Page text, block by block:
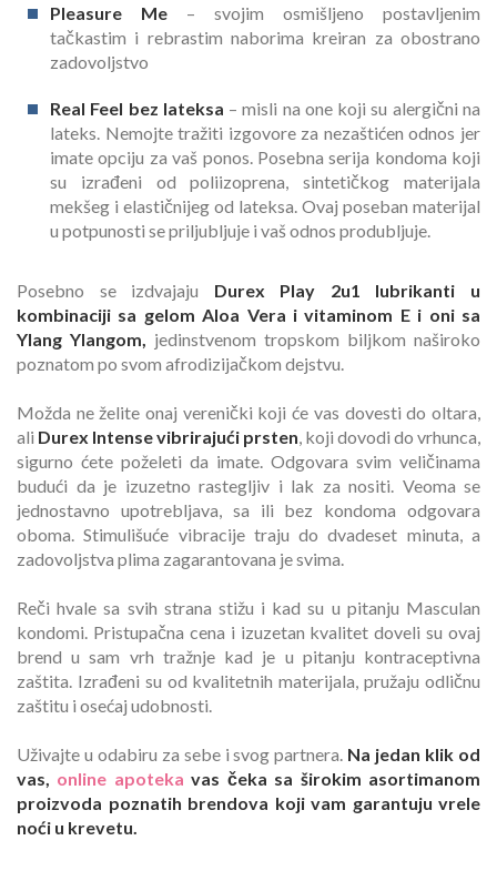
Pleasure Me – svojim osmišljeno postavljenim
tačkastim i rebrastim naborima kreiran za obostrano
zadovoljstvo
Real Feel bez lateksa – misli na one koji su alergični na
lateks. Nemojte tražiti izgovore za nezaštićen odnos jer
imate opciju za vaš ponos. Posebna serija kondoma koji
su izrađeni od poliizoprena, sintetičkog materijala
mekšeg i elastičnijeg od lateksa. Ovaj poseban materijal
u potpunosti se priljubljuje i vaš odnos produbljuje.
Posebno se izdvajaju Durex Play 2u1 lubrikanti u
kombinaciji sa gelom Aloa Vera i vitaminom E i oni sa
Ylang Ylangom,
jedinstvenom tropskom biljkom naširoko
poznatom po svom afrodizijačkom dejstvu.
Možda ne želite onaj verenički koji će vas dovesti do oltara,
ali Durex Intense vibrirajući prsten , koji dovodi do vrhunca,
sigurno ćete poželeti da imate. Odgovara svim veličinama
budući da je izuzetno rastegljiv i lak za nositi. Veoma se
jednostavno upotrebljava, sa ili bez kondoma odgovara
oboma. Stimulišuće vibracije traju do dvadeset minuta, a
zadovoljstva plima zagarantovana je svima.
Reči hvale sa svih strana stižu i kad su u pitanju Masculan
kondomi. Pristupačna cena i izuzetan kvalitet doveli su ovaj
brend u sam vrh tražnje kad je u pitanju kontraceptivna
zaštita. Izrađeni su od kvalitetnih materijala, pružaju odličnu
zaštitu i osećaj udobnosti.
Uživajte u odabiru za sebe i svog partnera. Na jedan klik od
vas, online apoteka vas čeka sa širokim asortimanom
proizvoda poznatih brendova koji vam garantuju vrele
noći u krevetu.